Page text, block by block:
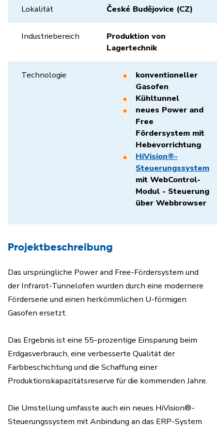
Lokalität České Budějovice (CZ)
Industriebereich
Produktion von
Lagertechnik
Technologie
konventioneller
Gasofen
Kühltunnel
neues Power and
Free
Fördersystem mit
Hebevorrichtung
HiVision®-
Steuerungssystem
mit WebControl-
Modul - Steuerung
über Webbrowser
Projektbeschreibung
Das ursprüngliche Power and Free-Fördersystem und
der Infrarot-Tunnelofen wurden durch eine modernere
Förderserie und einen herkömmlichen U-förmigen
Gasofen ersetzt.
Das Ergebnis ist eine 55-prozentige Einsparung beim
Erdgasverbrauch, eine verbesserte Qualität der
Farbbeschichtung und die Schaffung einer
Produktionskapazitätsreserve für die kommenden Jahre.
Die Umstellung umfasste auch ein neues HiVision®-
Steuerungssystem mit Anbindung an das ERP-System